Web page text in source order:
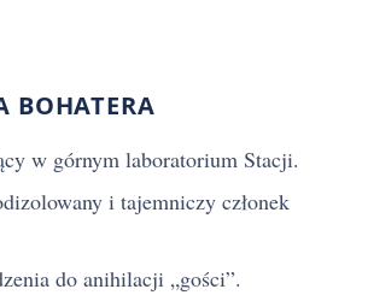
BOHATERA
w górnym laboratorium Stacji.
i tajemniczy członek
do anihilacji „gości”.